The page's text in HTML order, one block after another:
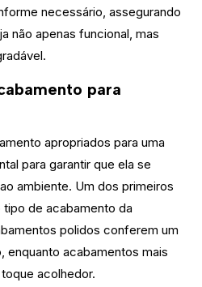
necessário, assegurando
não apenas funcional, mas
para
apropriados para uma
para garantir que ela se
ambiente. Um dos primeiros
de acabamento da
polidos conferem um
enquanto acabamentos mais
acolhedor.